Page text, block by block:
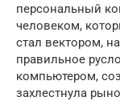
персональный
человеком,
стал вектором,
правильное
компьютером,
захлестнула